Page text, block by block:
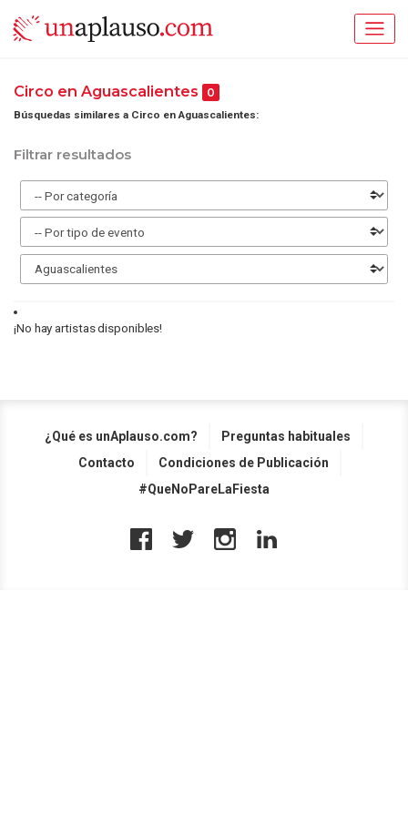
Circo en Aguascalientes 0
Búsquedas similares a Circo en Aguascalientes:
Filtrar resultados
¡No hay artistas disponibles!
¿Qué es unAplauso.com?
Preguntas habituales
Contacto
Condiciones de Publicación
#QueNoPareLaFiesta